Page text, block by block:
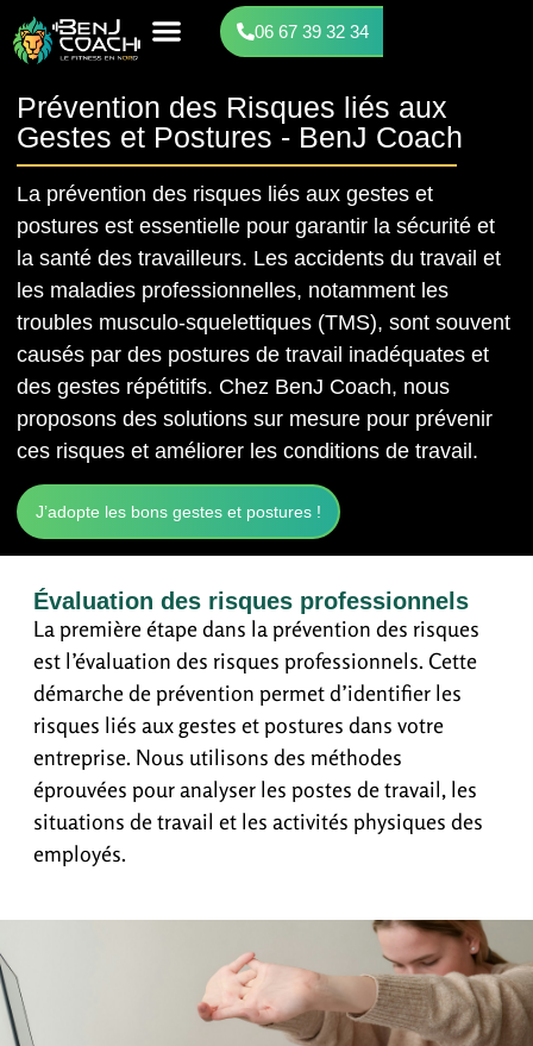
06 67 39 32 34
Prévention des Risques liés aux
Gestes et Postures - BenJ Coach
La prévention des risques liés aux gestes et
postures est essentielle pour garantir la sécurité et
la santé des travailleurs. Les accidents du travail et
les maladies professionnelles, notamment les
troubles musculo-squelettiques (TMS), sont souvent
causés par des postures de travail inadéquates et
des gestes répétitifs. Chez BenJ Coach, nous
proposons des solutions sur mesure pour prévenir
ces risques et améliorer les conditions de travail.
J’adopte les bons gestes et postures !
Évaluation des risques professionnels
La première étape dans la prévention des risques
est l’évaluation des risques professionnels. Cette
démarche de prévention permet d’identifier les
risques liés aux gestes et postures dans votre
entreprise. Nous utilisons des méthodes
éprouvées pour analyser les postes de travail, les
situations de travail et les activités physiques des
employés.